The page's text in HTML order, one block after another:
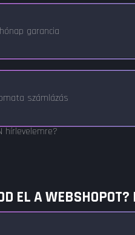
garancia
számlázás
hírlevelemre?
EL A